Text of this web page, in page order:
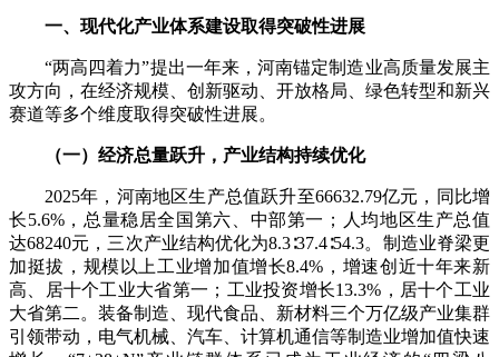
一、现代化产业体系建设取得突破性进展
“两高四着力”提出一年来，河南锚定制造业高质量发展主
攻方向，在经济规模、创新驱动、开放格局、绿色转型和新兴
赛道等多个维度取得突破性进展。
（一）经济总量跃升，产业结构持续优化
2025年，河南地区生产总值跃升至66632.79亿元，同比增
长5.6%，总量稳居全国第六、中部第一；人均地区生产总值
达68240元，三次产业结构优化为8.3∶37.4∶54.3。制造业脊梁更
加挺拔，规模以上工业增加值增长8.4%，增速创近十年来新
高、居十个工业大省第一；工业投资增长13.3%，居十个工业
大省第二。装备制造、现代食品、新材料三个万亿级产业集群
引领带动，电气机械、汽车、计算机通信等制造业增加值快速